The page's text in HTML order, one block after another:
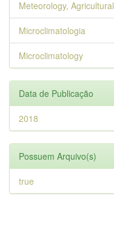
Meteorology, Agricultural
Microclimatologia
Microclimatology
Data de Publicação
2018
Possuem Arquivo(s)
true